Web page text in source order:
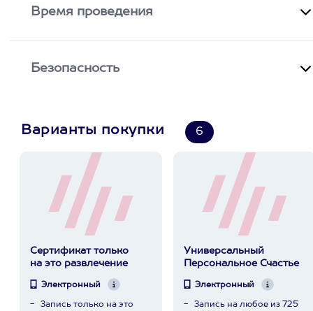
Время проведения
Безопасность
Варианты покупки 6
Сертификат только
на это развлечение
Электронный
Запись только на это
Универсальный
Персональное Счастье
Электронный
Запись на любое из 725